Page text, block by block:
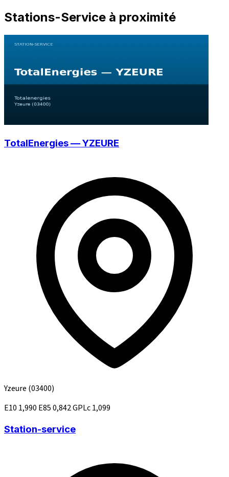
Stations-Service à proximité
TotalEnergies — YZEURE
Yzeure (03400)
E10 1,990 E850,842GPLc1,099
Station-service